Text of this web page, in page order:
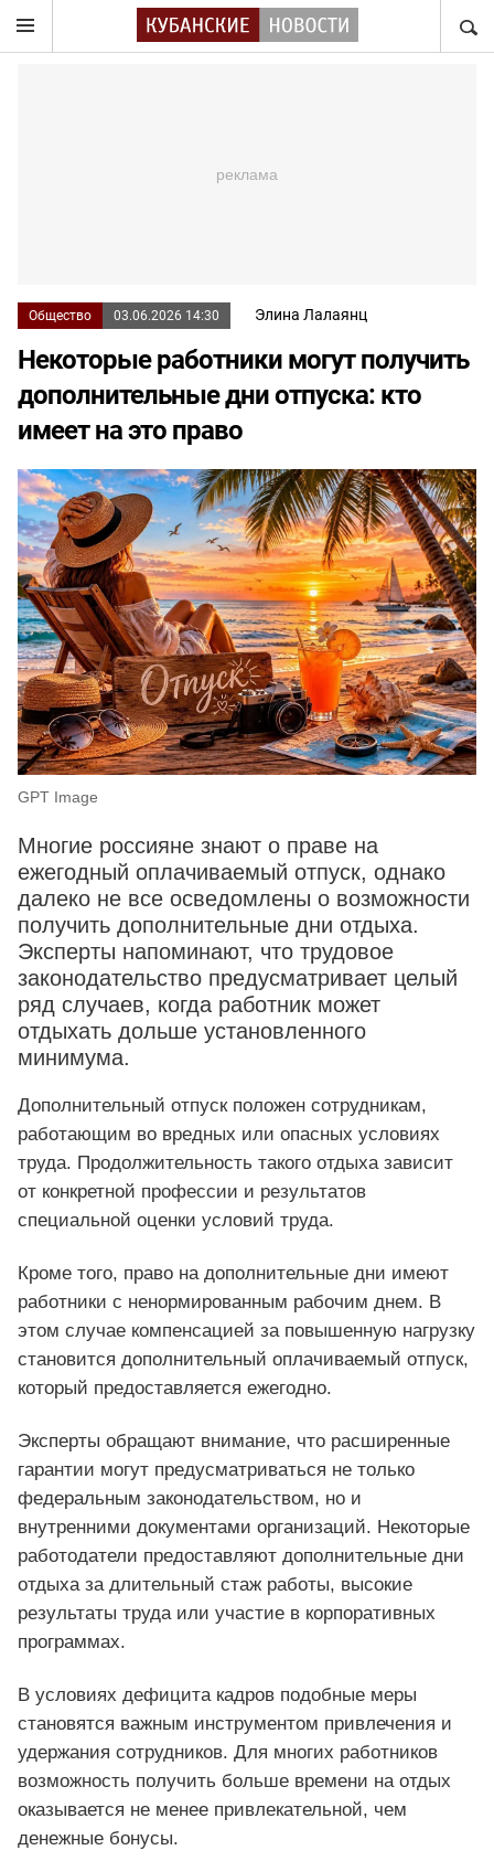
Общество 03.06.2026 14:30 Элина Лалаянц
Некоторые работники могут получить
дополнительные дни отпуска: кто
имеет на это право
GPT Image
Многие россияне знают о праве на
ежегодный оплачиваемый отпуск, однако
далеко не все осведомлены о возможности
получить дополнительные дни отдыха.
Эксперты напоминают, что трудовое
законодательство предусматривает целый
ряд случаев, когда работник может
отдыхать дольше установленного
минимума.
Дополнительный отпуск положен сотрудникам,
работающим во вредных или опасных условиях
труда. Продолжительность такого отдыха зависит
от конкретной профессии и результатов
специальной оценки условий труда.
Кроме того, право на дополнительные дни имеют
работники с ненормированным рабочим днем. В
этом случае компенсацией за повышенную нагрузку
становится дополнительный оплачиваемый отпуск,
который предоставляется ежегодно.
Эксперты обращают внимание, что расширенные
гарантии могут предусматриваться не только
федеральным законодательством, но и
внутренними документами организаций. Некоторые
работодатели предоставляют дополнительные дни
отдыха за длительный стаж работы, высокие
результаты труда или участие в корпоративных
программах.
В условиях дефицита кадров подобные меры
становятся важным инструментом привлечения и
удержания сотрудников. Для многих работников
возможность получить больше времени на отдых
оказывается не менее привлекательной, чем
денежные бонусы.